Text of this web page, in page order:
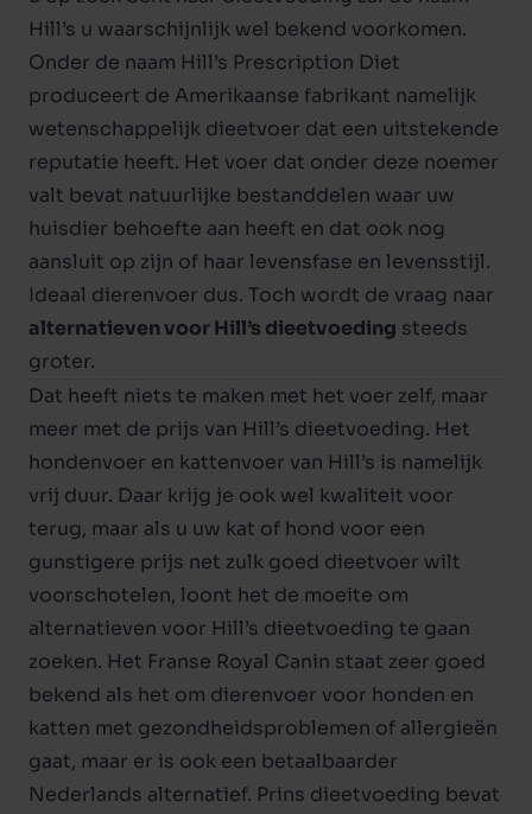
Hill’s u waarschijnlijk wel bekend voorkomen.
Onder de naam Hill’s Prescription Diet
produceert de Amerikaanse fabrikant namelijk
wetenschappelijk dieetvoer dat een uitstekende
reputatie heeft. Het voer dat onder deze noemer
valt bevat natuurlijke bestanddelen waar uw
huisdier behoefte aan heeft en dat ook nog
aansluit op zijn of haar levensfase en levensstijl.
Ideaal dierenvoer dus. Toch wordt de vraag naar
alternatieven voor Hill’s dieetvoeding steeds
groter.
Dat heeft niets te maken met het voer zelf, maar
meer met de prijs van Hill’s dieetvoeding. Het
hondenvoer en kattenvoer van Hill’s is namelijk
vrij duur. Daar krijg je ook wel kwaliteit voor
terug, maar als u uw kat of hond voor een
gunstigere prijs net zulk goed dieetvoer wilt
voorschotelen, loont het de moeite om
alternatieven voor Hill’s dieetvoeding te gaan
zoeken. Het Franse Royal Canin staat zeer goed
bekend als het om dierenvoer voor honden en
katten met gezondheidsproblemen of allergieën
gaat, maar er is ook een betaalbaarder
Nederlands alternatief. Prins dieetvoeding bevat